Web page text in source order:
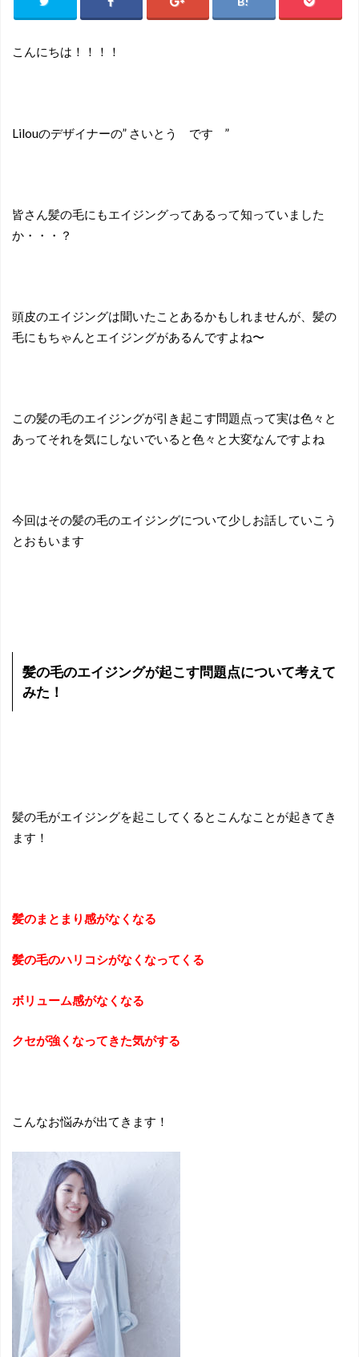
こんにちは！！！！
Lilouのデザイナーの” さいとう です ”
皆さん髪の毛にもエイジングってあるって知っていました
か・・・？
頭皮のエイジングは聞いたことあるかもしれませんが、髪の
毛にもちゃんとエイジングがあるんですよね〜
この髪の毛のエイジングが引き起こす問題点って実は色々と
あってそれを気にしないでいると色々と大変なんですよね
今回はその髪の毛のエイジングについて少しお話していこう
とおもいます
髪の毛のエイジングが起こす問題点について考えて
みた！
髪の毛がエイジングを起こしてくるとこんなことが起きてき
ます！
髪のまとまり感がなくなる
髪の毛のハリコシがなくなってくる
ボリューム感がなくなる
クセが強くなってきた気がする
こんなお悩みが出てきます！